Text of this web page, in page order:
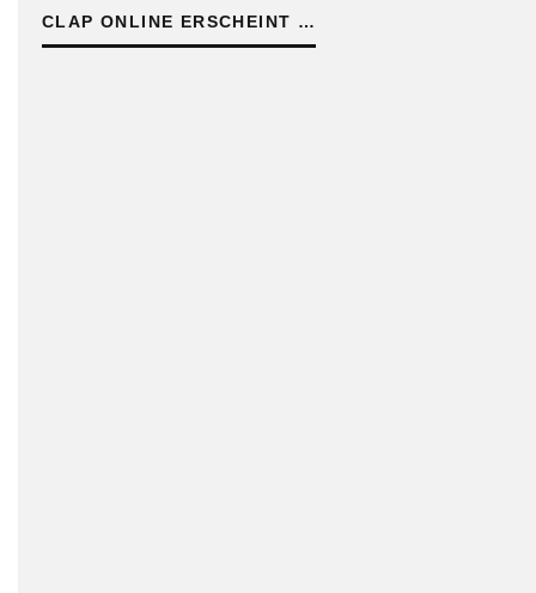
CLAP ONLINE ERSCHEINT …